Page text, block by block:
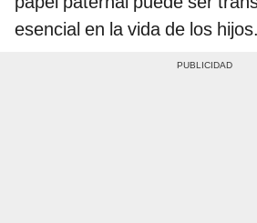
esencial en la vida de los hijos.